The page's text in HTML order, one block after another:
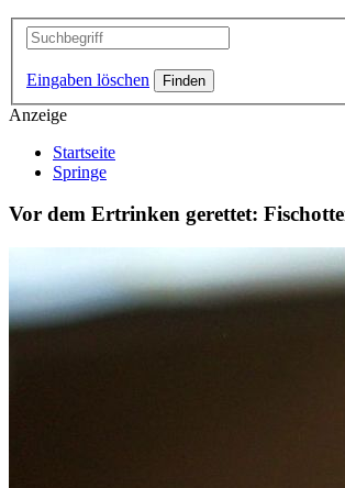
Eingaben löschen
Anzeige
Startseite
Springe
Vor dem Ertrinken gerettet: